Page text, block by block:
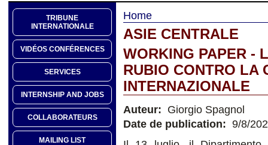
TRIBUNE
INTERNATIONALE
VIDÉOS CONFÉRENCES
SERVICES
INTERNSHIP AND JOBS
COLLABORATEURS
MAILING LIST
Home
ASIE CENTRALE
WORKING PAPER -
RUBIO CONTRO LA
INTERNAZIONALE
Auteur: Giorgio Spagnol
Date de publication: 9/8/